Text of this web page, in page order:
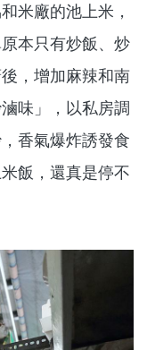
米廠的池上米，
本只有炒飯、炒
，增加麻辣和南
味」，以私房調
香氣爆炸誘發食
飯，還真是停不